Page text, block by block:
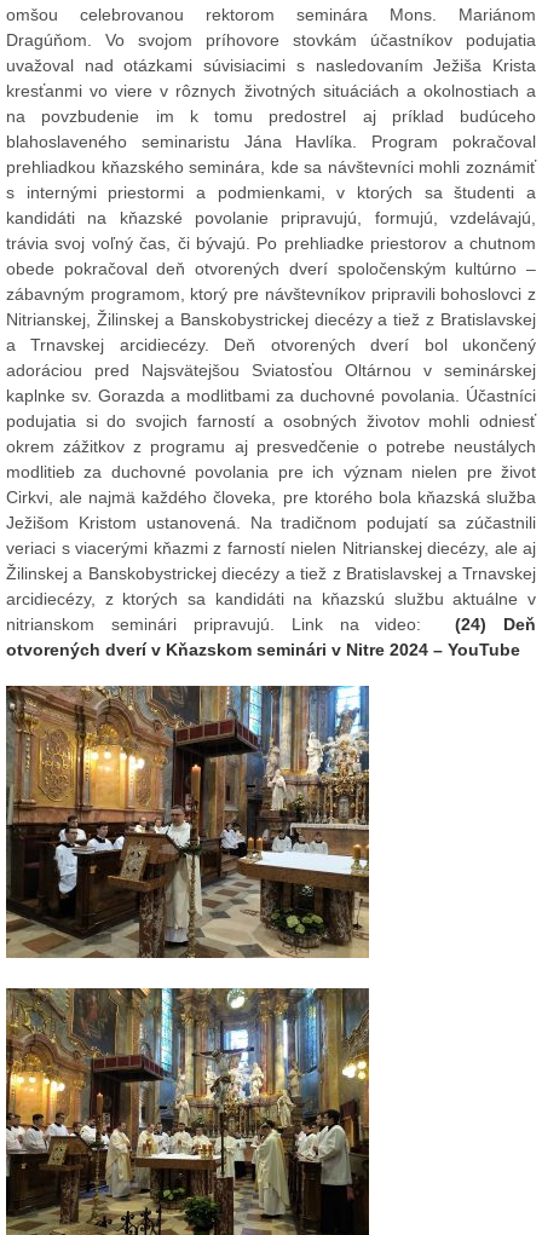
omšou celebrovanou rektorom seminára Mons. Mariánom
Dragúňom. Vo svojom príhovore stovkám účastníkov podujatia
uvažoval nad otázkami súvisiacimi s nasledovaním Ježiša Krista
kresťanmi vo viere v rôznych životných situáciách a okolnostiach a
na povzbudenie im k tomu predostrel aj príklad budúceho
blahoslaveného seminaristu Jána Havlíka. Program pokračoval
prehliadkou kňazského seminára, kde sa návštevníci mohli zoznámiť
s internými priestormi a podmienkami, v ktorých sa študenti a
kandidáti na kňazské povolanie pripravujú, formujú, vzdelávajú,
trávia svoj voľný čas, či bývajú. Po prehliadke priestorov a chutnom
obede pokračoval deň otvorených dverí spoločenským kultúrno –
zábavným programom, ktorý pre návštevníkov pripravili bohoslovci z
Nitrianskej, Žilinskej a Banskobystrickej diecézy a tiež z Bratislavskej
a Trnavskej arcidiecézy. Deň otvorených dverí bol ukončený
adoráciou pred Najsvätejšou Sviatosťou Oltárnou v seminárskej
kaplnke sv. Gorazda a modlitbami za duchovné povolania. Účastníci
podujatia si do svojich farností a osobných životov mohli odniesť
okrem zážitkov z programu aj presvedčenie o potrebe neustálych
modlitieb za duchovné povolania pre ich význam nielen pre život
Cirkvi, ale najmä každého človeka, pre ktorého bola kňazská služba
Ježišom Kristom ustanovená. Na tradičnom podujatí sa zúčastnili
veriaci s viacerými kňazmi z farností nielen Nitrianskej diecézy, ale aj
Žilinskej a Banskobystrickej diecézy a tiež z Bratislavskej a Trnavskej
arcidiecézy, z ktorých sa kandidáti na kňazskú službu aktuálne v
nitrianskom seminári pripravujú. Link na video:
(24) Deň
otvorených dverí v Kňazskom seminári v Nitre 2024 – YouTube